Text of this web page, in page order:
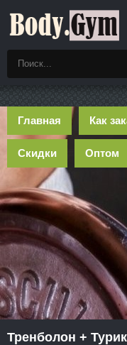
Главная Как
Скидки Оптом
Тренболон +